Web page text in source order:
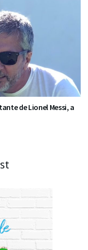
de Lionel Messi, a